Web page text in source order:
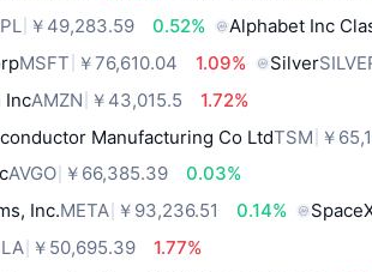
￥49,283.59 0.52% Alphabet Inc
MSFT ￥76,610.04 1.09% Silver
IncAMZN ￥43,015.5
1.72%
Manufacturing Co LtdTSM ￥
AVGO ￥66,385.39
0.03%
Inc.META ￥93,236.51 0.14%
￥50,695.39
1.77%